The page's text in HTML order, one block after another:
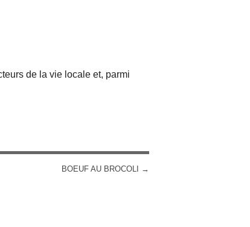
de la vie locale et, parmi
BOEUF AU BROCOLI →